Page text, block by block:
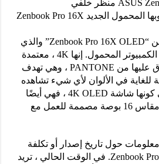
أسوس تكشف عن حاسوبها المحمول الجديد Zenbook Pro 16X
ثم هناك جزء “OLED” من “Zenbook Pro 16X OLED” والذي
قد تتوقعه يتضمن شاشة الكمبيوتر المحمول. إنها 4K ، معتمدة
من Dolby Vision ، مصدق عليها من PANTONE ، وهي تهدف
للغاية في الألوان لأي شيء تشاهده
عليها. ولكن بالإضافة إلى كونها شاشة 4K OLED ، فهي أيضًا
شاشة لمس NanoEdge مقاس 16 بوصة مصممة للعمل مع
حول تاريخ إصدار أو تكلفة
محددة لهذا الجهاز الرائد Zenbook Pro. في الوقت الحالي ، تريد